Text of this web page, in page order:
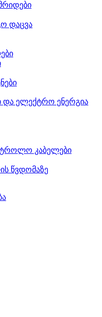
დაცვა
და ელექტრო ენერგია
კაბელები
წვდომაზე